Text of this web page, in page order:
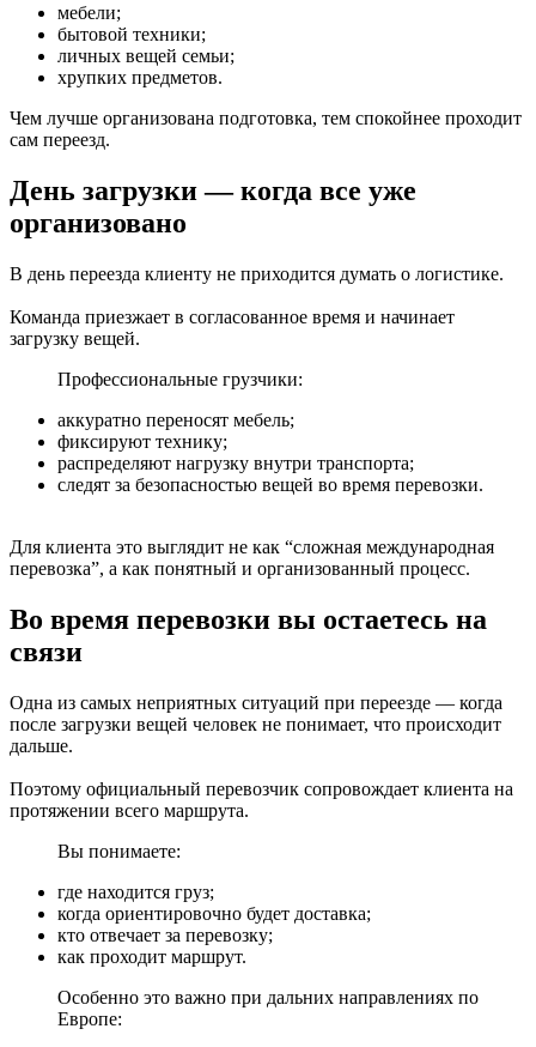
мебели;
бытовой техники;
личных вещей семьи;
хрупких предметов.
Чем лучше организована подготовка, тем спокойнее проходит
сам переезд.
День загрузки — когда все уже
организовано
В день переезда клиенту не приходится думать о логистике.
Команда приезжает в согласованное время и начинает
загрузку вещей.
Профессиональные грузчики:
аккуратно переносят мебель;
фиксируют технику;
распределяют нагрузку внутри транспорта;
следят за безопасностью вещей во время перевозки.
Для клиента это выглядит не как “сложная международная
перевозка”, а как понятный и организованный процесс.
Во время перевозки вы остаетесь на
связи
Одна из самых неприятных ситуаций при переезде — когда
после загрузки вещей человек не понимает, что происходит
дальше.
Поэтому официальный перевозчик сопровождает клиента на
протяжении всего маршрута.
Вы понимаете:
где находится груз;
когда ориентировочно будет доставка;
кто отвечает за перевозку;
как проходит маршрут.
Особенно это важно при дальних направлениях по
Европе: